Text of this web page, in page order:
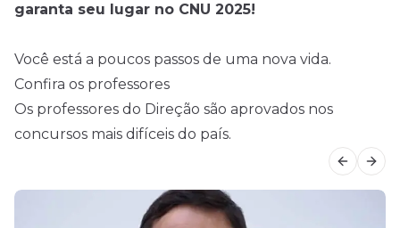
garanta seu lugar no CNU 2025!
Você está a poucos passos de uma nova vida.
Confira os professores
Os professores do Direção são aprovados nos
concursos mais difíceis do país.